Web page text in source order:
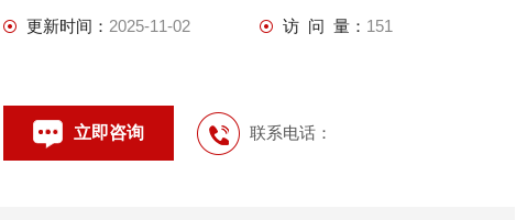
更新时间： 2025-11-02 访 问 量： 151
立即咨询 联系电话：